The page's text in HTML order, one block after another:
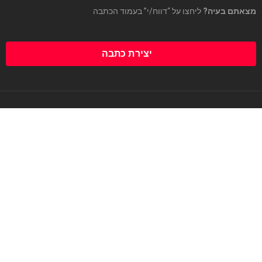
מצאתם בעיה? ליחצו על “דווח/י” בעמוד הכתבה
יצירת כתבה